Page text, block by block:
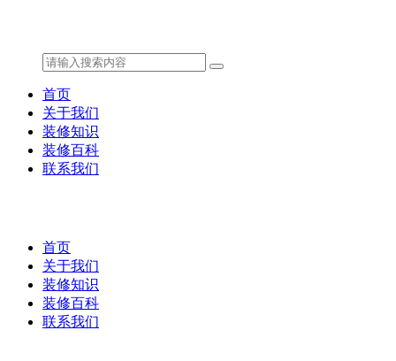
首页
关于我们
装修知识
装修百科
联系我们
首页
关于我们
装修知识
装修百科
联系我们